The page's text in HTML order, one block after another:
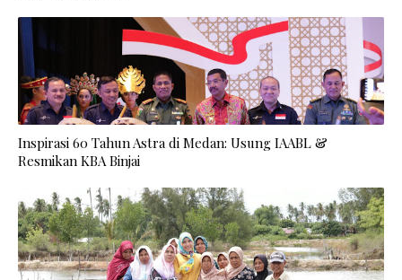
Inspirasi 60 Tahun Astra di Medan: Usung IAABL &
Resmikan KBA Binjai